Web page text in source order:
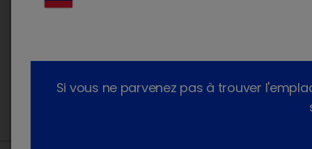
d'apprentissage Cushing !
Si vous ne parvenez pas à trouver